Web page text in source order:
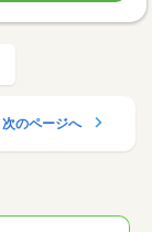
次のページへ